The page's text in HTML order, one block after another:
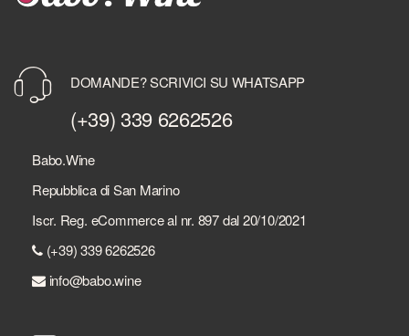
DOMANDE? SCRIVICI SU WHATSAPP
(+39) 339 6262526
Babo.Wine
Repubblica di San Marino
Iscr. Reg. eCommerce al nr. 897 dal 20/10/2021
(+39) 339 6262526
info@babo.wine